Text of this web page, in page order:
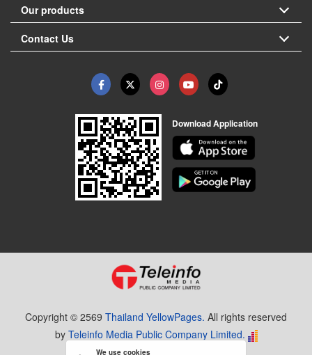
Our products
Contact Us
Download Application
Copyright © 2569 Thailand YellowPages. All rights reserved
by Teleinfo Media Public Company Limited.
We use cookies